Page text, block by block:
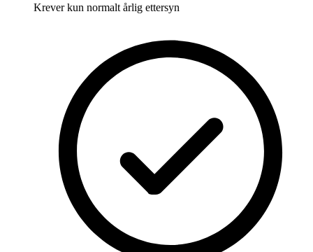
Krever kun normalt årlig ettersyn